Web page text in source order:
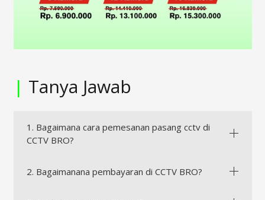
| Tanya Jawab
1. Bagaimana cara pemesanan pasang cctv di
CCTV BRO?
2. Bagaimanana pembayaran di CCTV BRO?